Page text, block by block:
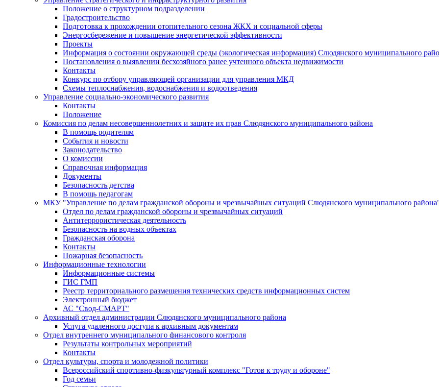
Положение о структурном подразделении
Градостроительство
Подготовка к прохождении отопительного сезона ЖКХ и социальной сферы
Энергосбережение и повышение энергетической эффективности
Проекты
Информация о состоянии окружающей среды (экологическая информация) Слюдянского муниципального
Постановления о выявлении бесхозяйного ранее учтенного объекта недвижимости
Контакты
Конкурс по отбору управляющей организации для управления МКД
Схемы теплоснабжения, водоснабжения и водоотведения
Управление социально-экономического развития
Контакты
Положение
Комиссия по делам несовершеннолетних и защите их прав Слюдянского муниципального района
В помощь родителям
События и новости
Законодательство
О комиссии
Справочная информация
Документы
Безопасность детства
В помощь педагогам
МКУ "Управление по делам гражданской обороны и чрезвычайных ситуаций Слюдянского муниципального
Отдел по делам гражданской обороны и чрезвычайных ситуаций
Антитеррористическая деятельность
Безопасность на водных объектах
Гражданская оборона
Контакты
Пожарная безопасность
Информационные технологии
Информационные системы
ГИС ГМП
Реестр территориального размещения технических средств информационных систем
Электронный бюджет
АС "Свод-СМАРТ"
Архивный отдел администрации Слюдянского муниципального района
Услуга удаленного доступа к архивным документам
Отдел внутреннего муниципального финансового контроля
Результаты контрольных мероприятий
Контакты
Отдел культуры, спорта и молодежной политики
Всероссийский спортивно-физкультурный комплекс "Готов к труду и обороне"
Год семьи